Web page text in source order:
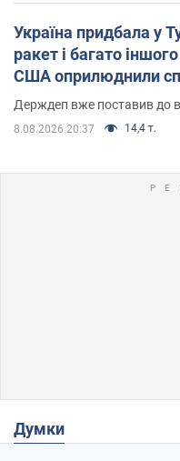
Україна придбала у
ракет і багато
США оприлюднили
Держдеп вже поставив до
8.08.2026 20:37 14,4 т.
Думки